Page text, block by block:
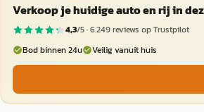
Verkoop je huidige auto en rij in
4,3/5 ·6.249reviews op Trustpilot
Bod binnen 24u
Veilig vanuit huis